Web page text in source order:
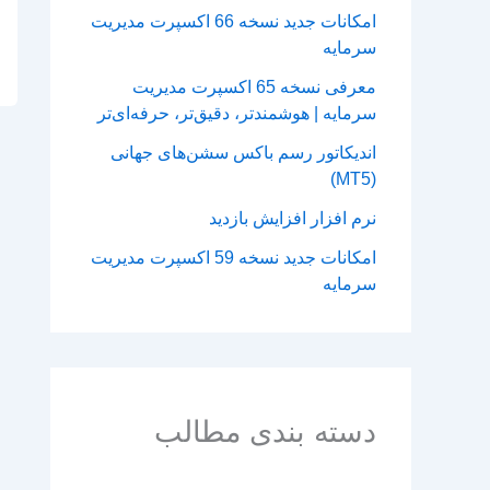
امکانات جدید نسخه 66 اکسپرت مدیریت
سرمایه
معرفی نسخه 65 اکسپرت مدیریت
سرمایه | هوشمندتر، دقیق‌تر، حرفه‌ای‌تر
اندیکاتور رسم باکس سشن‌های جهانی
(MT5)
نرم افزار افزایش بازدید
امکانات جدید نسخه 59 اکسپرت مدیریت
سرمایه
دسته بندی مطالب